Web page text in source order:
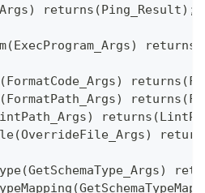
returns(Ping_Result);